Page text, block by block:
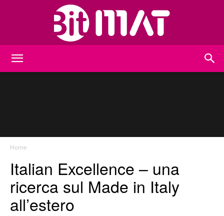
Home
Italian Excellence – una
ricerca sul Made in Italy
all’estero